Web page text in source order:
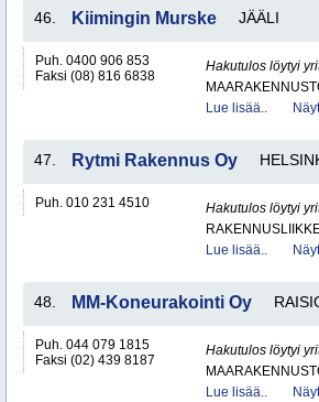
46. Kiimingin Murske JÄÄLI
Puh. 0400 906 853
Faksi (08) 816 6838
Hakutulos löytyi
Lue lisää..
47. Rytmi Rakennus Oy
Puh. 010 231 4510
Hakutulos löytyi
Lue lisää..
48. MM-Koneurakointi Oy
Puh. 044 079 1815
Faksi (02) 439 8187
Hakutulos löytyi
Lue lisää..